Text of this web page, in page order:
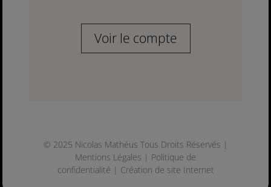
Voir le compte
© 2025 Nicolas Mathéus Tous Droits Réservés |
Mentions Légales | Politique de
confidentialité | Création de site Internet